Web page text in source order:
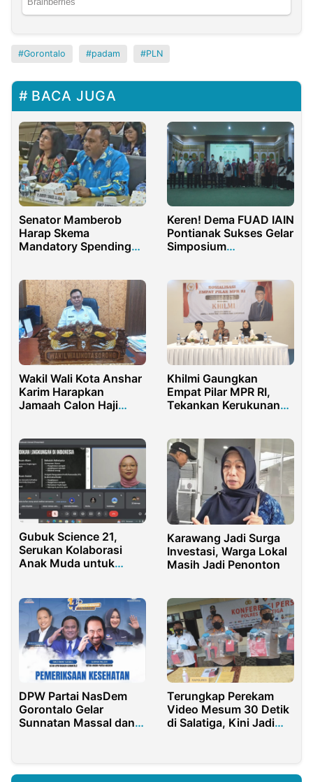
Gorontalo padam PLN
BACA JUGA
Senator Mamberob
Harap Skema
Mandatory Spending
Keren! Dema FUAD IAIN
Pontianak Sukses Gelar
Simposium
Wakil Wali Kota Anshar
Karim Harapkan
Jamaah Calon Haji
Begini
Khilmi Gaungkan
Empat Pilar MPR RI,
Tekankan Kerukunan
Gubuk Science 21,
Serukan Kolaborasi
Anak Muda untuk
Karawang Jadi Surga
Investasi, Warga Lokal
Masih Jadi Penonton
DPW Partai NasDem
Gorontalo Gelar
Sunnatan Massal dan
Terungkap Perekam
Video Mesum 30 Detik
di Salatiga, Kini Jadi